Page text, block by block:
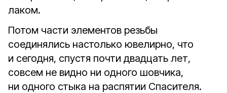
лаком.
Потом части элементов резьбы
соединялись настолько ювелирно, что
и сегодня, спустя почти двадцать лет,
совсем не видно ни одного шовчика,
ни одного стыка на распятии Спасителя.